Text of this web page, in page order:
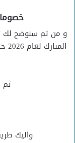
و من ثم سنوضح لك
واليك